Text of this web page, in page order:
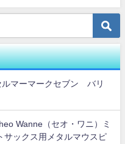
マーマークセブン バリ
Wanne（セオ・ワニ）ミ
ックス用メタルマウスピ